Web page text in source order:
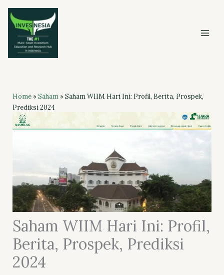
Skip
content
Home»Saham»Saham WIIM Hari Ini: Profil, Berita, Prospek,
Prediksi 2024
Saham WIIM Hari Ini: Profil,
Berita, Prospek, Prediksi
2024